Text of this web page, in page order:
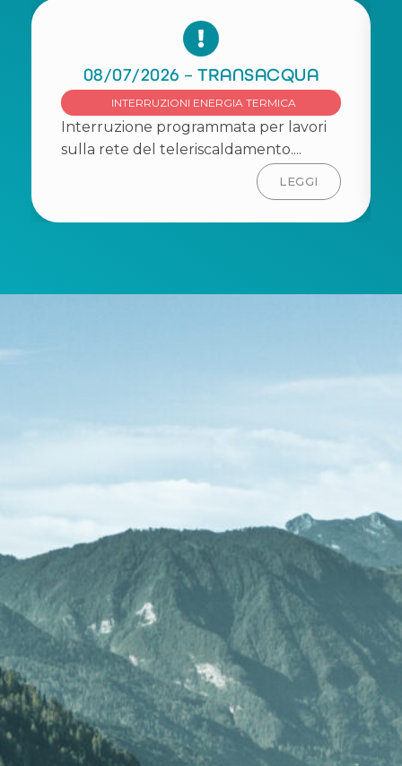
08/07/2026 – TRANSACQUA
INTERRUZIONI ENERGIA TERMICA
Interruzione programmata per lavori
sulla rete del teleriscaldamento....
LEGGI